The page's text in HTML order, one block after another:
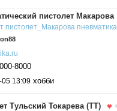
пистолет Макарова
пистолет_Макарова пневматика
8000
13:09хобби
Тульский Токарева (ТТ)